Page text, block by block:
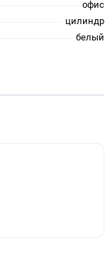
офис
цилиндр
белый